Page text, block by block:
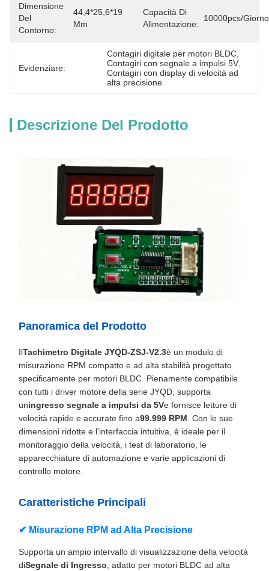
Dimensione
Del
Contorno:
44,4*25,6*19
Mm
Capacità Di
Alimentazione:
10000pcs/giorno
Evidenziare:
Contagiri digitale per motori BLDC
Contagiri con segnale a impulsi 5V
Contagiri con display di velocità ad
alta precisione
Descrizione Del Prodotto
Panoramica del Prodotto
IlTachimetro Digitale JYQD-ZSJ-V2.3è un modulo di
misurazione RPM compatto e ad alta stabilità progettato
specificamente per motori BLDC. Pienamente compatibile
con tutti i driver motore della serie JYQD, supporta
uningresso segnale a impulsi da 5Ve fornisce letture di
velocità rapide e accurate fino a99.999 RPM . Con le sue
dimensioni ridotte e l'interfaccia intuitiva, è ideale per il
monitoraggio della velocità, i test di laboratorio, le
apparecchiature di automazione e varie applicazioni di
controllo motore.
Caratteristiche Principali
✔ Misurazione RPM ad Alta Precisione
Supporta un ampio intervallo di visualizzazione della velocità
diSegnale di Ingresso , adatto per motori BLDC ad alta